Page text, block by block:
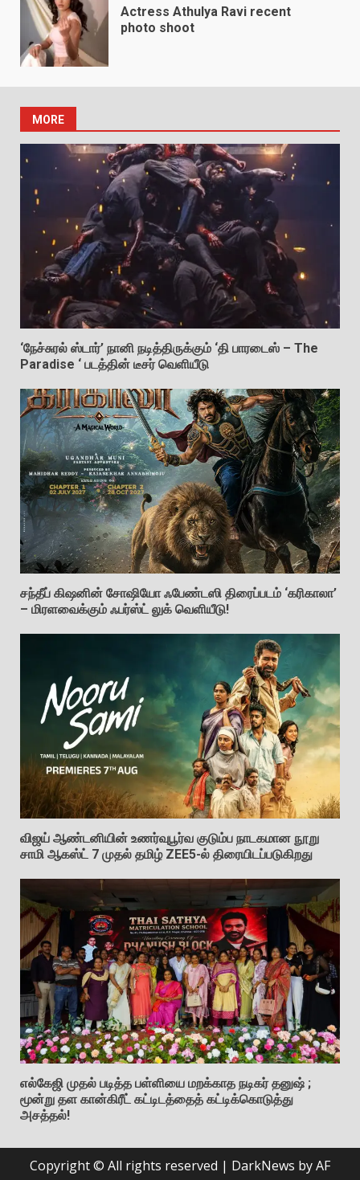
Actress Athulya Ravi recent
photo shoot
MORE
‘நேச்சுரல் ஸ்டார்’ நானி நடித்திருக்கும் ‘தி பாரடைஸ் – The
Paradise ‘ படத்தின் டீசர் வெளியீடு
சந்தீப் கிஷனின் சோஷியோ ஃபேண்டஸி திரைப்படம் ‘கரிகாலா’
– மிரளவைக்கும் ஃபர்ஸ்ட் லுக் வெளியீடு!
விஜய் ஆண்டனியின் உணர்வுபூர்வ குடும்ப நாடகமான நூறு
சாமி ஆகஸ்ட் 7 முதல் தமிழ் ZEE5-ல் திரையிடப்படுகிறது
எல்கேஜி முதல் படித்த பள்ளியை மறக்காத நடிகர் தனுஷ் ;
மூன்று தள கான்கிரீட் கட்டிடத்தைத் கட்டிக்கொடுத்து
அசத்தல்!
Copyright © All rights reserved | DarkNews by AF